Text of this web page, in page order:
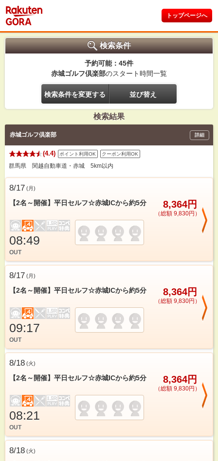
トップページへ
検索条件
予約可能：45件
赤城ゴルフ倶楽部のスタート時間一覧
検索条件を変更する 並び替え
検索結果
赤城ゴルフ倶楽部 詳細
(4.4) ポイント利用OK クーポン利用OK
群馬県 関越自動車道・赤城 5km以内
8/17 (月)
【2名～開催】平日セルフ☆赤城ICから約5分 8,364円
（総額 9,830円）
08:49
OUT
8/17 (月)
【2名～開催】平日セルフ☆赤城ICから約5分 8,364円
（総額 9,830円）
09:17
OUT
8/18 (火)
【2名～開催】平日セルフ☆赤城ICから約5分 8,364円
（総額 9,830円）
08:21
OUT
8/18 (火)